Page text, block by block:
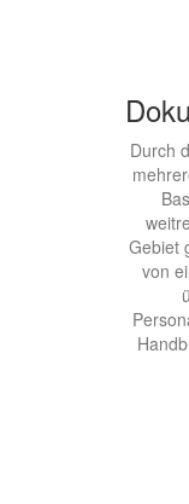
Durch
Gebiet
von